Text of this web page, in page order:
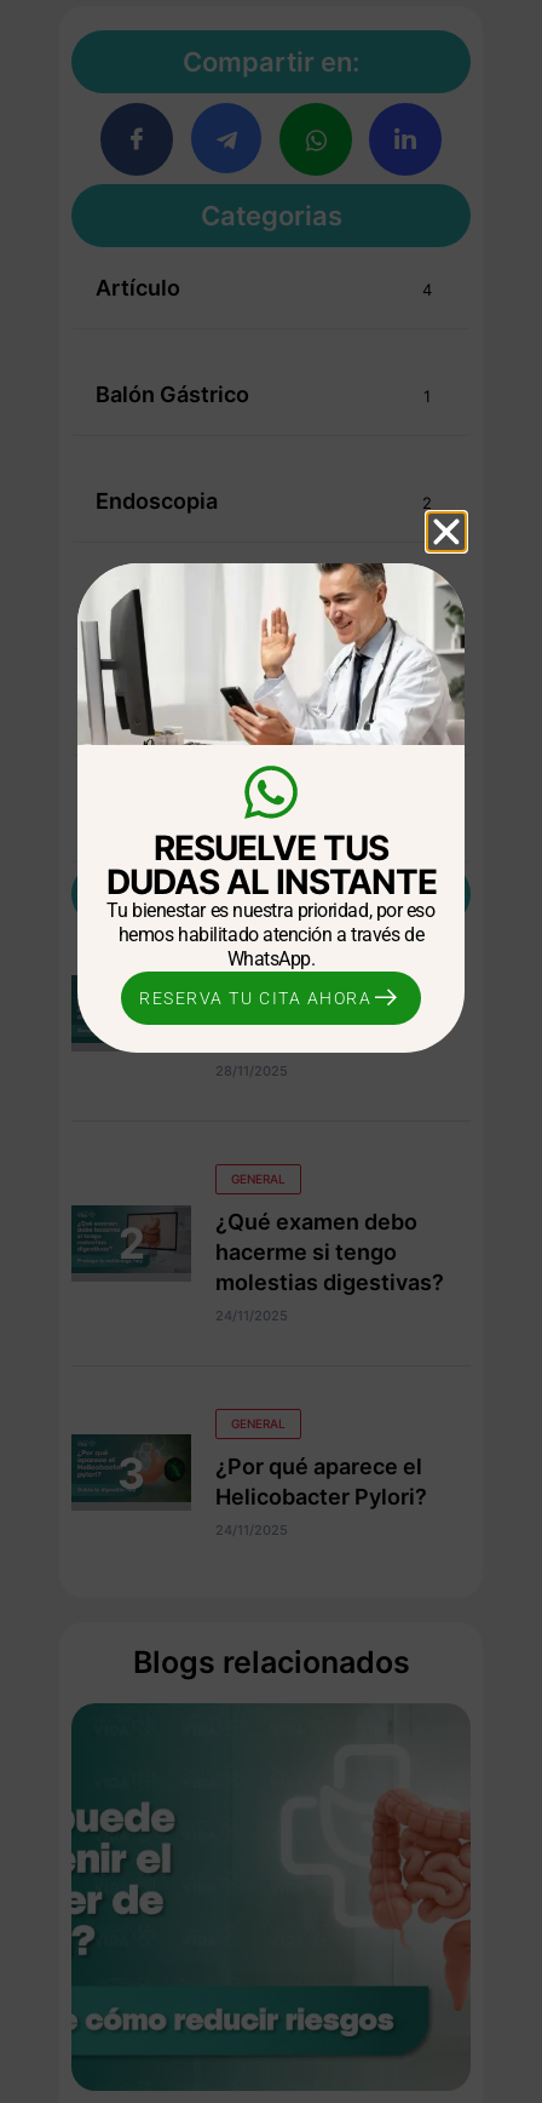
Compartir en:
Categorias
Artículo 4
Balón Gástrico 1
Endoscopia 2
Gastritis
Gastroenteritis 1
Gastroenterología
Destacados
GENERAL
¿Se puede prevenir el
28/11/2025
GENERAL
¿Qué examen debo
hacerme si tengo
molestias digestivas?
24/11/2025
GENERAL
¿Por qué aparece el
Helicobacter Pylori?
24/11/2025
Blogs relacionados
RESUELVE TUS
DUDAS AL INSTANTE
Tu bienestar es nuestra prioridad, por eso
hemos habilitado atención a través de
WhatsApp.
RESERVA TU CITA AHORA